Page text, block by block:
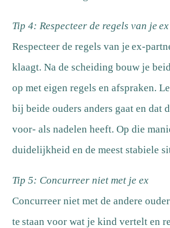
Tip 4: Respecteer de regels van je ex
Respecteer de regels van je ex-
klaagt. Na de scheiding bouw je
op met eigen regels en afspraken.
bij beide ouders anders gaat en dat
voor- als nadelen heeft. Op die
duidelijkheid en de meest stabiele
Tip 5: Concurreer niet met je ex
Concurreer niet met de andere
te staan voor wat je kind vertelt en